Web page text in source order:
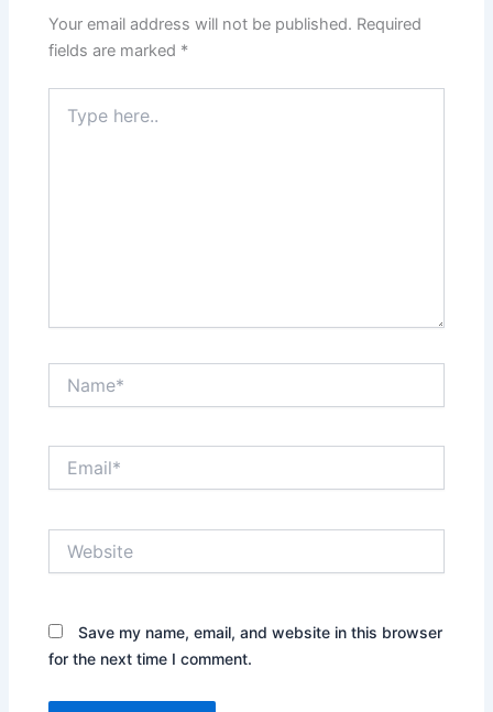
Your email address will not be published. Required
fields are marked *
here..
Save my name, email, and website in this browser
for the next time I comment.